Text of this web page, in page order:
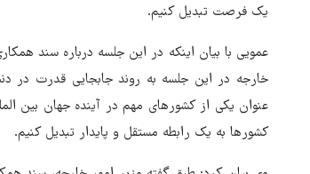
یک فرصت تبدیل کنیم.
عمویی با بیان اینکه در این جلسه درباره سند
خارجه در این جلسه به روند جابجایی قدرت
عنوان یکی از کشورهای مهم در آینده جهان بین
کشورها به یک رابطه مستقل و پایدار تبدیل کنیم.
روایت خبرنگار
اربعین